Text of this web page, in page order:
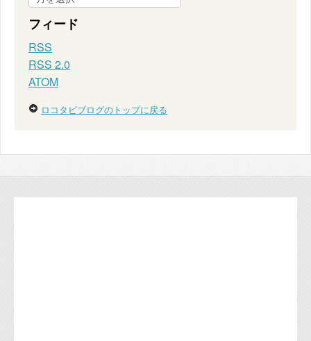
フィード
RSS
RSS 2.0
ATOM
ロコタビブログのトップに戻る